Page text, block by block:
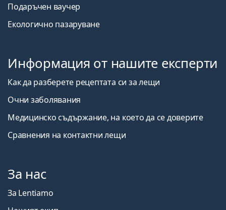
Подаръчен ваучер
Екологично пазаруване
Информация от нашите експерти
Как да разберете рецептата си за лещи
Очни заболявания
Медицинско съдържание, на което да се доверите
Сравнения на контактни лещи
За нас
За Lentiamo